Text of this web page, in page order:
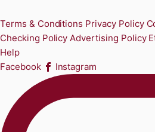
Terms & Conditions Privacy Policy
Checking Policy Advertising Policy
Help
Facebook
Instagram